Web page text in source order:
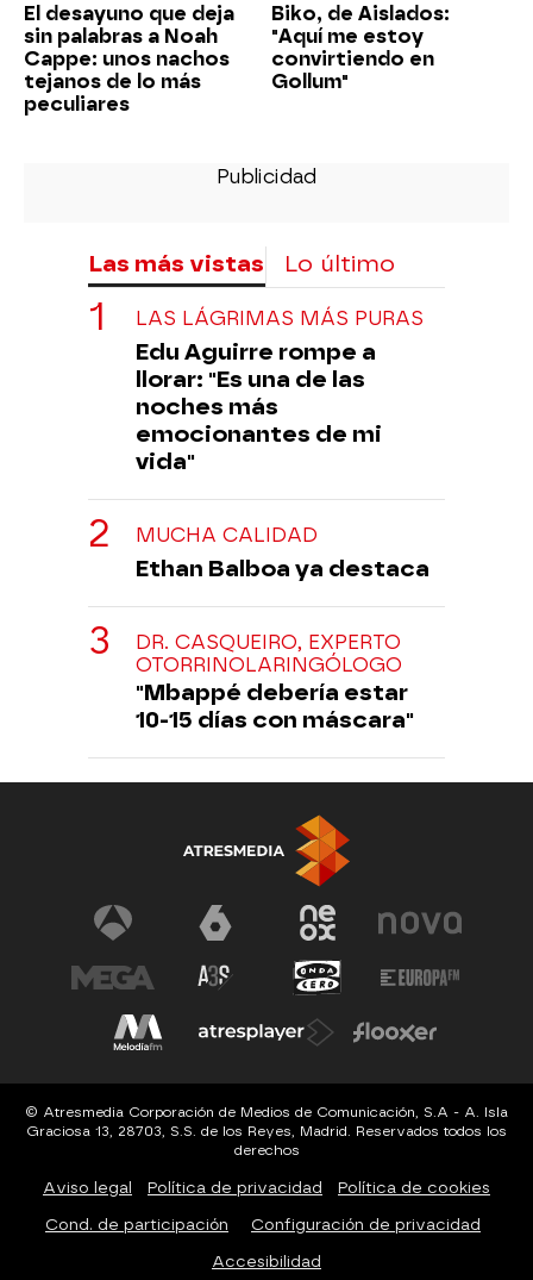
El desayuno que deja
sin palabras a Noah
Cappe: unos nachos
tejanos de lo más
peculiares
Biko, de Aislados:
"Aquí me estoy
convirtiendo en
Gollum"
Las más vistas Lo último
LAS LÁGRIMAS MÁS PURAS
Edu Aguirre rompe a
llorar: "Es una de las
noches más
emocionantes de mi
vida"
MUCHA CALIDAD
Ethan Balboa ya destaca
DR. CASQUEIRO, EXPERTO
OTORRINOLARINGÓLOGO
"Mbappé debería estar
10-15 días con máscara"
© Atresmedia Corporación de Medios de Comunicación, S.A - A. Isla
Graciosa 13, 28703, S.S. de los Reyes, Madrid. Reservados todos los
derechos
Aviso legal Política de privacidad Política de cookies
Cond. de participación Configuración de privacidad
Accesibilidad